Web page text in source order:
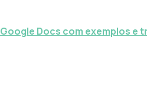
Docs com exemplos e